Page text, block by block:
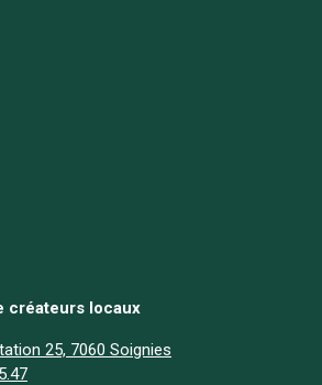
créateurs locaux
25, 7060 Soignies